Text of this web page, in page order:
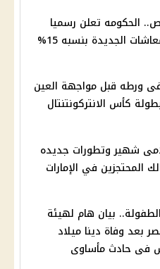
الحكومه تعلن رسميا
الجديدة بنسبه 15%
ورطه قبل مواجهة العين
كأس الانتركونتنتال
شهير وتطورات جديده
المحتجزين في الإمارات
بيان هام لهيئة
بعد وفاة دينا ميلاد
فى حادث مأساوى